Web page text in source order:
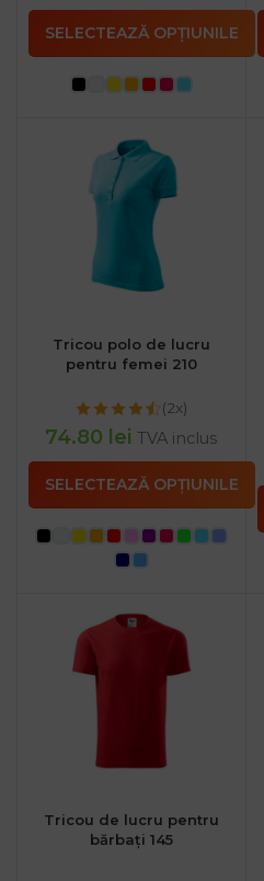
SELECTEAZĂ OPȚIUNILE
Tricou polo de lucru
pentru femei 210
(2x)
74.80 lei TVA inclus
SELECTEAZĂ OPȚIUNILE
Tricou de lucru pentru
bărbați 145